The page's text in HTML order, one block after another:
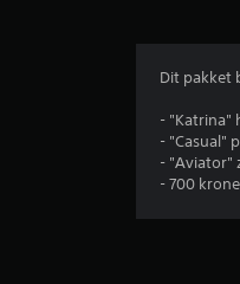
Dit pakket
- "Katrina"
- "Casual"
- "Aviator"
- 700